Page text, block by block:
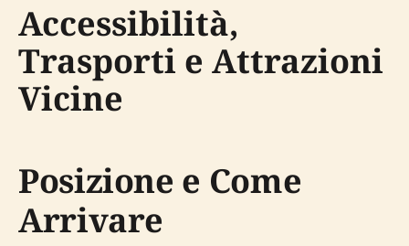
Accessibilità,
Trasporti e Attrazioni
Vicine
Posizione e Come
Arrivare